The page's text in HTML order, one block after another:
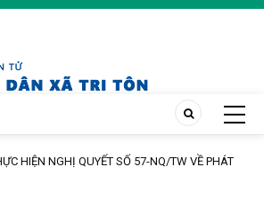
Trạm Y tế xã Tri Tôn khám sàng lọc miễn phí